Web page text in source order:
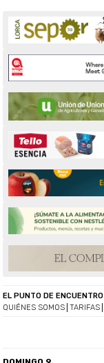
QUIÉNES SOMOS TARIFAS
EL PUNTO DE ENCUENTRO